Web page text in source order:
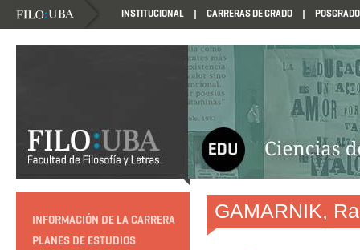
INSTITUCIONAL CARRERAS DE GRADO POSGRADO
HTTP://EDUCACION.FILO.UBA.AR/PROGRAMACION1985
INFORMACIÓN DE LA CARRERA
PLANES DE ESTUDIOS
GAMARNIK,